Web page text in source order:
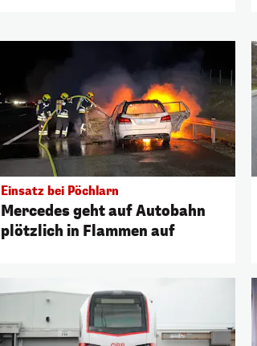
Einsatz bei Pöchlarn
Mercedes geht auf Autobahn
plötzlich in Flammen auf